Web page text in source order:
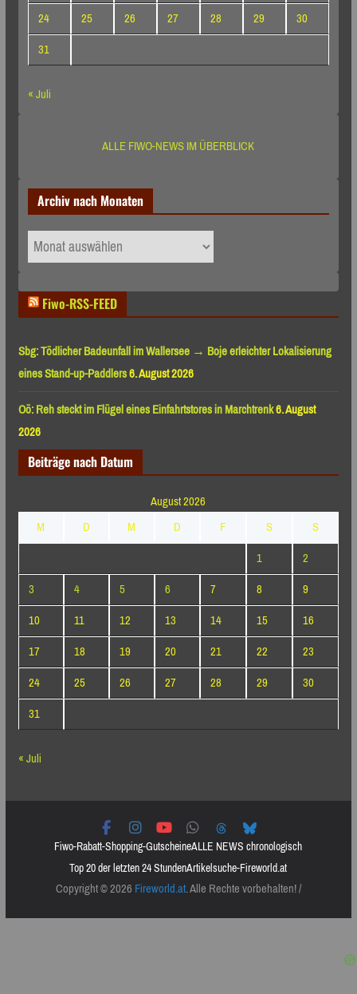
24
25 26 27 28 29
30
31
« Juli
ALLE FIWO-NEWS IM ÜBERBLICK
Archiv nach Monaten
Archiv
nach
Fiwo-RSS-FEED
Sbg: Tödlicher Badeunfall im Wallersee → Boje erleichter Lokalisierung
eines Stand-up-Paddlers6. August 2026
Oö: Reh steckt im Flügel eines Einfahrtstores in Marchtrenk6. August
2026
Beiträge nach Datum
August 2026
M
D M D F S
S
1
2
3
4 5 6 7 8
9
10
11 12 13 14 15
16
17
18 19 20 21 22
23
24
25 26 27 28 29
30
31
« Juli
Fiwo-Rabatt-Shopping-GutscheineALLE NEWS chronologisch
Top 20 der letzten 24 StundenArtikelsuche-Fireworld.at
Copyright © 2026Fireworld.at. Alle Rechte vorbehalten! /